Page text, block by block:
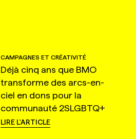
CAMPAGNES ET CRÉATIVITÉ
Déjà cinq ans que BMO
transforme des arcs-en-
ciel en dons pour la
communauté 2SLGBTQ+
LIRE L'ARTICLE